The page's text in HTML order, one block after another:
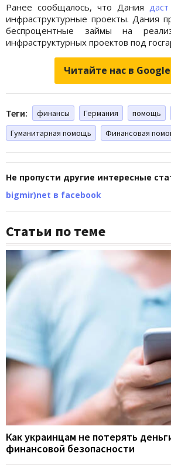
Ранее сообщалось, что Дания даст
инфраструктурные проекты. Дания
беспроцентные займы на
инфраструктурных проектов под
Читайте нас в
Теги: финансы Германия помощь
Гуманитарная помощь
Финансовая
Не пропусти другие интересные
bigmir)net в facebook
Статьи по теме
Как украинцам не потерять
финансовой безопасности